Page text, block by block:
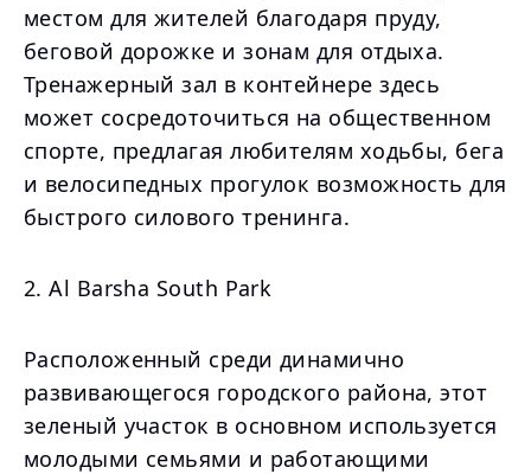
местом для жителей благодаря пруду,
беговой дорожке и зонам для отдыха.
Тренажерный зал в контейнере здесь
может сосредоточиться на общественном
спорте, предлагая любителям ходьбы, бега
и велосипедных прогулок возможность для
быстрого силового тренинга.
2. Al Barsha South Park
Расположенный среди динамично
развивающегося городского района, этот
зеленый участок в основном используется
молодыми семьями и работающими